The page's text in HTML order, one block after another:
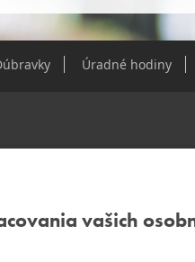
vašich
Úradné hodiny